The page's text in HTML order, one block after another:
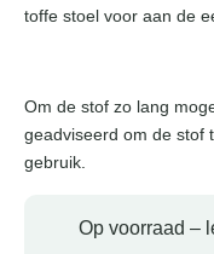
toffe stoel voor aan de
Om de stof zo lang
geadviseerd om de stof
gebruik.
Op voorraad –